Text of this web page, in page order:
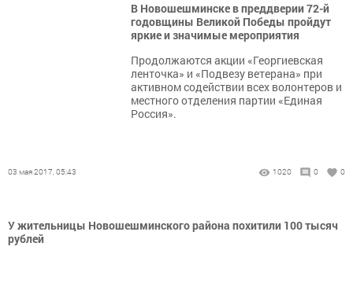
В Новошешминске в преддверии 72-й
годовщины Великой Победы пройдут
яркие и значимые мероприятия
Продолжаются акции «Георгиевская
ленточка» и «Подвезу ветерана» при
активном содействии всех волонтеров и
местного отделения партии «Единая
Россия».
03 мая 2017, 05:43 1020 0 0
У жительницы Новошешминского района похитили 100 тысяч
рублей